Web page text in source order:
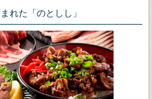
れた「のとしし」